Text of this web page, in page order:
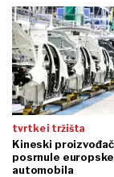
tvrtke i tržišta
Kineski
posrnule
automobila